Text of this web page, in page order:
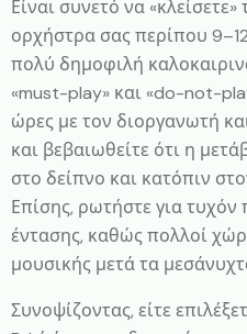
Είναι συνετό να
ορχήστρα σας περίπου
πολύ δημοφιλή
«must-play» και «do-not-
ώρες με τον διοργανωτή
και βεβαιωθείτε ότι η
στο δείπνο και κατόπιν
Επίσης, ρωτήστε για
έντασης, καθώς πολλοί
μουσικής μετά τα
Συνοψίζοντας, είτε